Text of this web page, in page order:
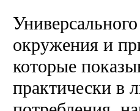
окружения и
которые
практически в